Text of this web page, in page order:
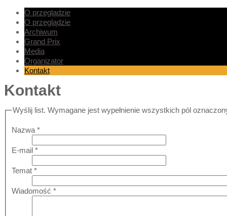
O przegladzie
O przeglądzie
Archiwum
Grand Prix
Media
Organizator
Kontakt
Kontakt
Wyślij list. Wymagane jest wypełnienie wszystkich pól
Nazwa*
E-mail *
Temat *
Wiadomość *